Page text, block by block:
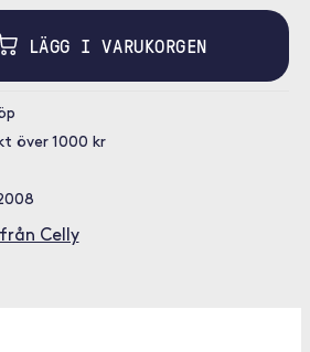
LÄGG I VARUKORGEN
över 1000 kr
Celly